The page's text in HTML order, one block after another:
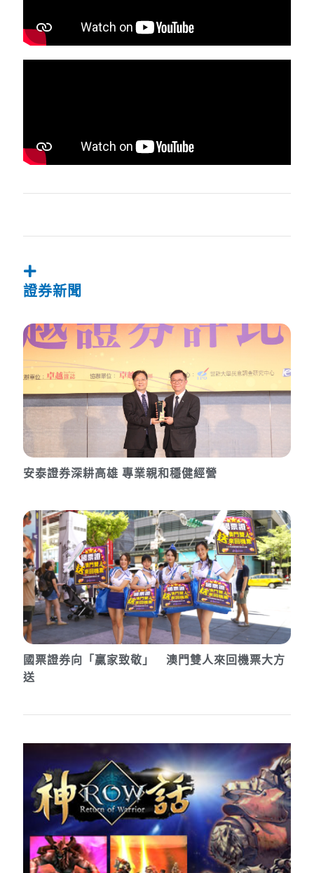
證券新聞
安泰證券深耕高雄 專業親和穩健經營
國票證券向「贏家致敬」 澳門雙人來回機票大方
送